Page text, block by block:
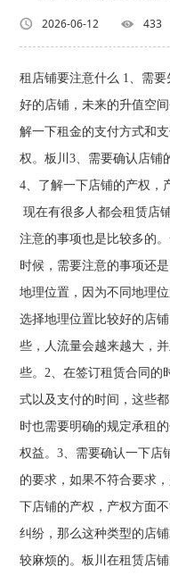
2026-06-12 433
租店铺要注意什么 1、需
好的店铺，未来的升值空
解一下租金的支付方式和
权。板川3、需要确认店铺
4、了解一下店铺的
现在有很多人都会租赁店
注意的事项也是比较多的
时候，需要注意的事项还
地理位置，因为不同地理
选择地理位置比较好的店
些，人流量会越来越大，
些。2、在签订租赁合同的
式以及支付的时间，这些
时也需要明确的规定承租
权益。3、需要确认一下店
的要求，如果不符合要求
下店铺的产权，产权方面
纠纷，那么这种类型的店
较麻烦的。板川在租赁店